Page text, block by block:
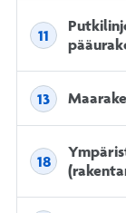
11
13
18